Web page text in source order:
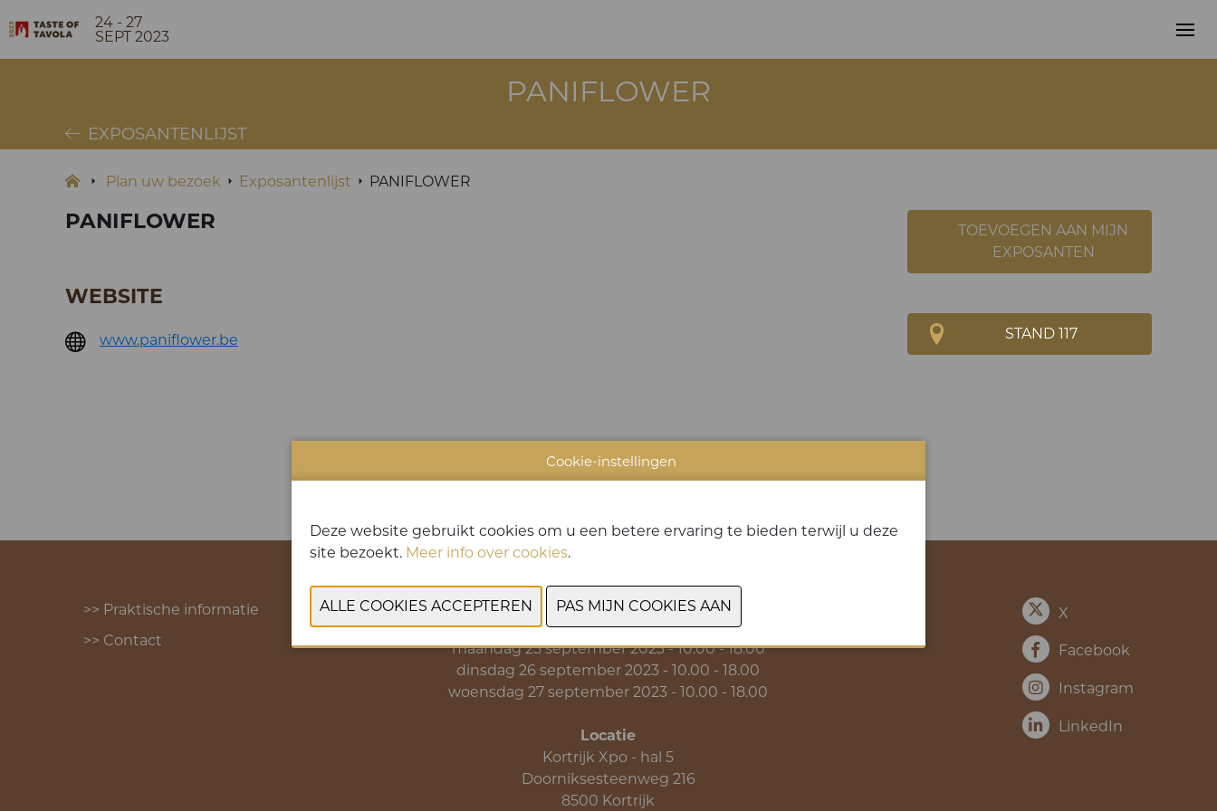
24 - 27
SEPT 2023
PANIFLOWER
EXPOSANTENLIJST
Plan uw bezoek Exposantenlijst PANIFLOWER
PANIFLOWER
TOEVOEGEN AAN MIJN
EXPOSANTEN
STAND 117
WEBSITE
www.paniflower.be
>> Praktische informatie
>> Contact
Data & Openingsuren
zondag 24 september 2023 - 10.00 - 18.00
maandag 25 september 2023 - 10.00 - 18.00
dinsdag 26 september 2023 - 10.00 - 18.00
woensdag 27 september 2023 - 10.00 - 18.00
Locatie
Kortrijk Xpo - hal 5
Doorniksesteenweg 216
8500 Kortrijk
X
Facebook
Instagram
LinkedIn
Cookie-instellingen
Deze website gebruikt cookies om u een betere ervaring te bieden terwijl u deze
site bezoekt. Meer info over cookies.